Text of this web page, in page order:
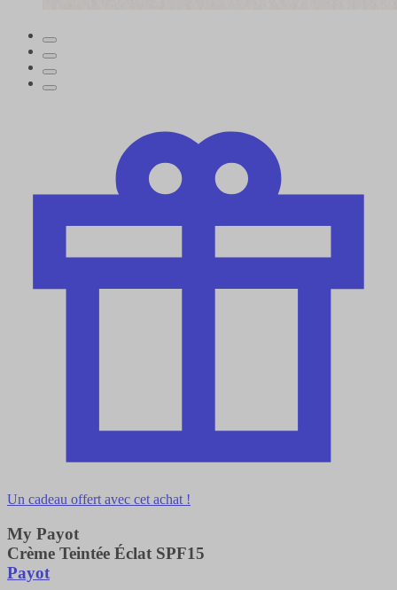
Un cadeau offert avec cet achat !
My Payot
Crème Teintée Éclat SPF15
Payot